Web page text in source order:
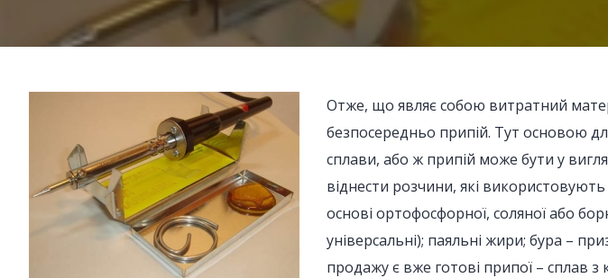
Отже, що являє собою витратний
безпосередньо припій. Тут основою
сплави, або ж припій може бути у
віднести розчини, які
основі ортофосфорної, соляної або
універсальні); паяльні жири; бура –
продажу є вже готові припої – сплав